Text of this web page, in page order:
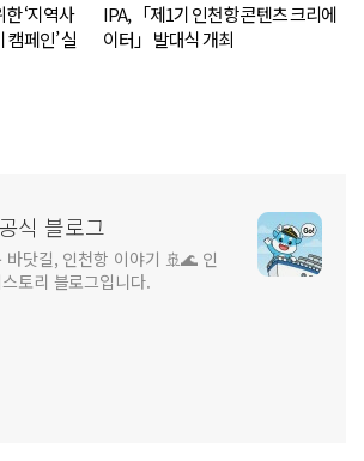
‘지역사
페인’ 실
IPA, 「제1기 인천항 콘텐츠 크리에
이터」 발대식 개최
식 블로그
바닷길, 인천항 이야기 🚢🌊 인
토리 블로그입니다.